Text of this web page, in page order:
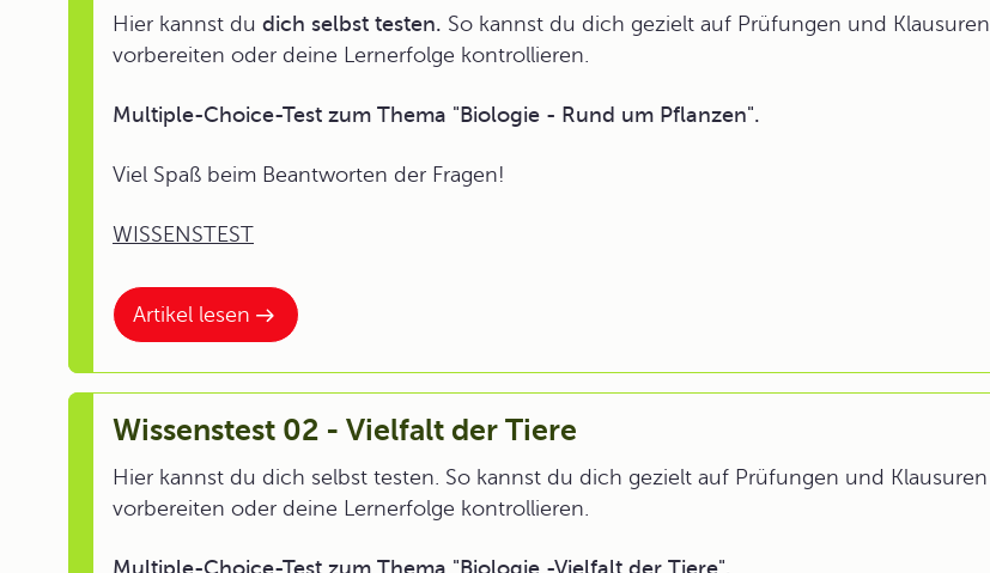
Artikel lesen
Hier kannst du dich selbst testen. So kannst du dich gezielt auf Prüfungen und Klausuren
vorbereiten oder deine Lernerfolge kontrollieren.
Multiple-Choice-Test zum Thema "Biologie - Rund um Pflanzen".
Viel Spaß beim Beantworten der Fragen!
WISSENSTEST
Wissenstest 02 - Vielfalt der Tiere
Hier kannst du dich selbst testen. So kannst du dich gezielt auf Prüfungen und Klausuren
vorbereiten oder deine Lernerfolge kontrollieren.
Multiple-Choice-Test zum Thema "Biologie -Vielfalt der Tiere".